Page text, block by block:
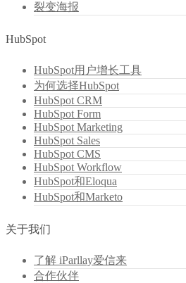
裂变海报
HubSpot
HubSpot用户增长工具
为何选择HubSpot
HubSpot CRM
HubSpot Form
HubSpot Marketing
HubSpot Sales
HubSpot CMS
HubSpot Workflow
HubSpot和Eloqua
HubSpot和Marketo
关于我们
了解 iParllay爱信来
合作伙伴